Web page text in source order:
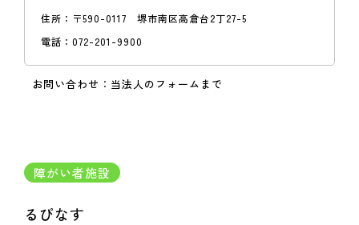
住所： 〒590-0117 堺市南区高倉台2丁27-5
電話： 072-201-9900
お問い合わせ： 当法人のフォームまで
障がい者施設
るぴなす